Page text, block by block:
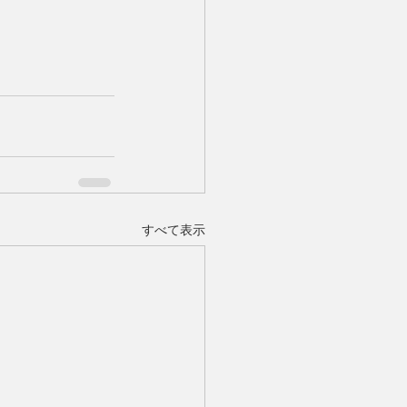
すべて表示